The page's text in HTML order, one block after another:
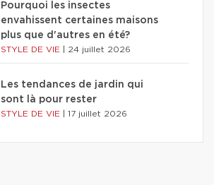
Pourquoi les insectes
envahissent certaines maisons
plus que d'autres en été?
STYLE DE VIE 24 juillet 2026
Les tendances de jardin qui
sont là pour rester
STYLE DE VIE 17 juillet 2026